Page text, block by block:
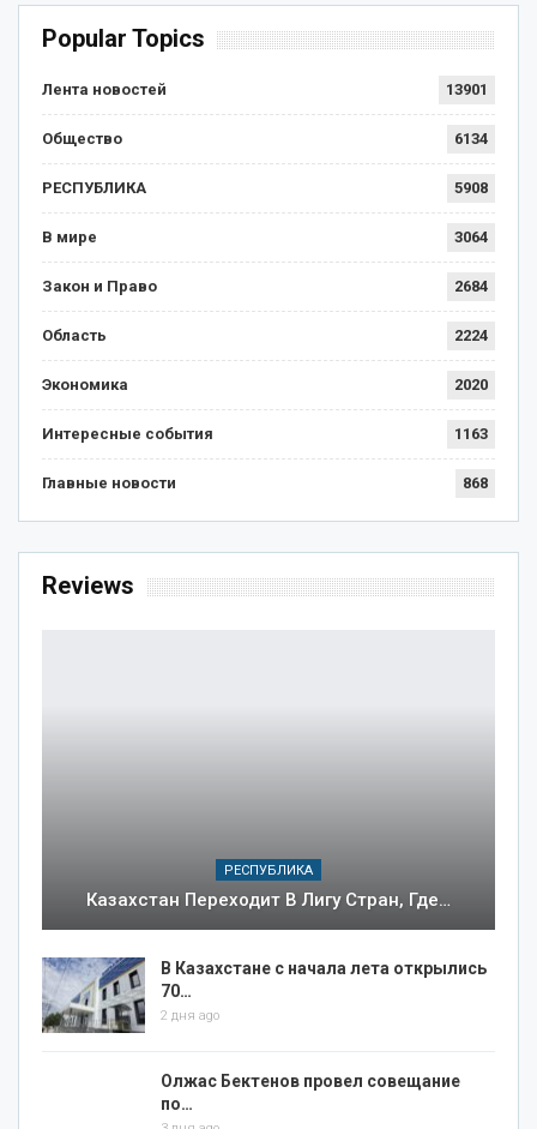
Popular Topics
Лента новостей 13901
Общество 6134
РЕСПУБЛИКА 5908
В мире 3064
Закон и Право 2684
Область 2224
Экономика 2020
Интересные события 1163
Главные новости 868
Reviews
РЕСПУБЛИКА
Казахстан Переходит В Лигу Стран, Где…
В Казахстане с начала лета открылись
70…
2 дня ago
Олжас Бектенов провел совещание
по…